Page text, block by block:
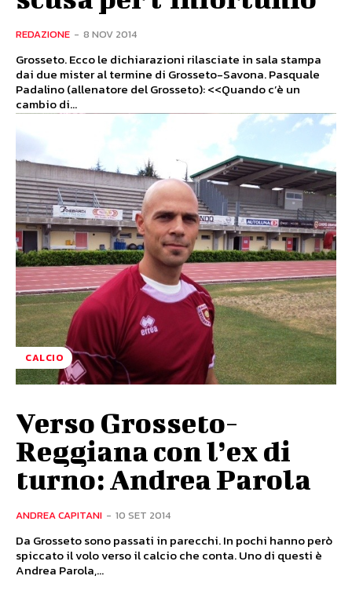
REDAZIONE - 8 NOV 2014
Grosseto. Ecco le dichiarazioni rilasciate in sala stampa
dai due mister al termine di Grosseto-Savona. Pasquale
Padalino (allenatore del Grosseto): <<Quando c’è un
cambio di...
CALCIO
Verso Grosseto-
Reggiana con l’ex di
turno: Andrea Parola
ANDREA CAPITANI - 10 SET 2014
Da Grosseto sono passati in parecchi. In pochi hanno però
spiccato il volo verso il calcio che conta. Uno di questi è
Andrea Parola,...